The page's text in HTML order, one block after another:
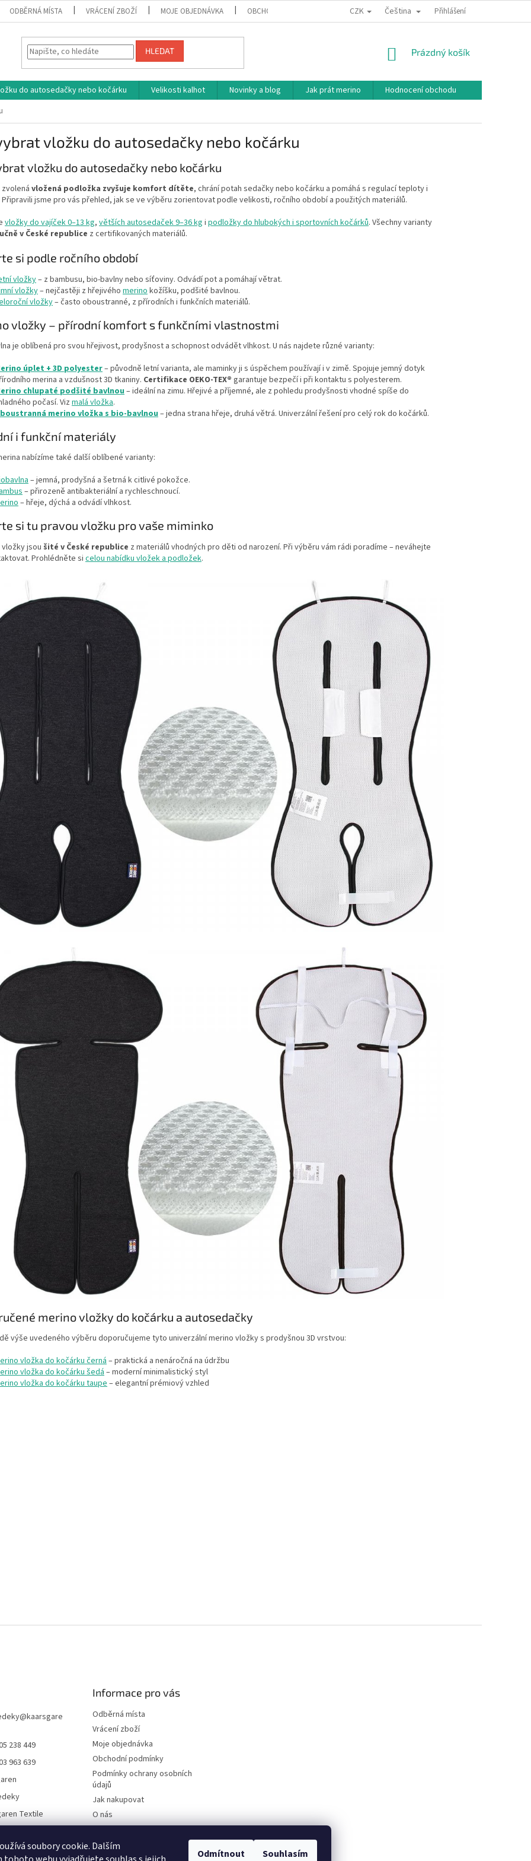
soubory cookie. Dalším
Odmítnout Souhlasím
ODBĚRNÁ MÍSTA VRÁCENÍ ZBOŽÍ MOJE OBJEDNÁVKA OBCHODNÍ PODMÍNKY PODMÍNKY OCHRANY OSOBNÍCH ÚDAJŮ
CZK Čeština Přihlášení
HLEDAT
NÁKUPNÍ
Prázdný košík
do autosedačky nebo kočárku Velikosti kalhot Novinky a blog Jak prát merino
Hodnocení obchodu
vložku do autosedačky nebo kočárku
vložku do autosedačky nebo kočárku
vložená podložka zvyšuje komfort dítěte, chrání potah sedačky nebo kočárku a pomáhá s regulací teploty i
jsme pro vás přehled, jak se ve výběru zorientovat podle velikosti, ročního období a použitých materiálů.
vložky do vajíček 0–13 kg, větších autosedaček 9–36 kg i podložky do hlubokých i sportovních kočárků. Všechny varianty
v České republice z certifikovaných materiálů.
si podle ročního období
vložky– z bambusu, bio-bavlny nebo síťoviny. Odvádí pot a pomáhají větrat.
vložky– nejčastěji z hřejivého merinokožíšku, podšité bavlnou.
vložky– často oboustranné, z přírodních i funkčních materiálů.
vložky – přírodní komfort s funkčními vlastnostmi
je oblíbená pro svou hřejivost, prodyšnost a schopnost odvádět vlhkost. U nás najdete různé varianty:
úplet + 3D polyester– původně letní varianta, ale maminky ji s úspěchem používají i v zimě. Spojuje jemný dotyk
merina a vzdušnost 3D tkaniny. Certifikace OEKO-TEX® garantuje bezpečí i při kontaktu s polyesterem.
chlupaté podšité bavlnou– ideální na zimu. Hřejivé a příjemné, ale z pohledu prodyšnosti vhodné spíše do
počasí. Vizmalá vložka.
merino vložka s bio-bavlnou– jedna strana hřeje, druhá větrá. Univerzální řešení pro celý rok do kočárků.
i funkční materiály
nabízíme také další oblíbené varianty:
– jemná, prodyšná a šetrná k citlivé pokožce.
– přirozeně antibakteriální a rychleschnoucí.
– hřeje, dýchá a odvádí vlhkost.
si tu pravou vložku pro vaše miminko
vložky jsou šité v České republice z materiálů vhodných pro děti od narození. Při výběru vám rádi poradíme – neváhejte
Prohlédněte si celou nabídku vložek a podložek.
merino vložky do kočárku a autosedačky
výše uvedeného výběru doporučujeme tyto univerzální merino vložky s prodyšnou 3D vrstvou:
vložka do kočárku černá– praktická a nenáročná na údržbu
vložka do kočárku šedá– moderní minimalistický styl
vložka do kočárku taupe– elegantní prémiový vzhled
@kaarsgare
238 449
963 639
Textile
Informace pro vás
Odběrná místa
Vrácení zboží
Moje objednávka
Obchodní podmínky
Podmínky ochrany osobních
údajů
Jak nakupovat
O nás
On-line platby